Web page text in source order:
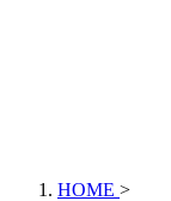
HOME >